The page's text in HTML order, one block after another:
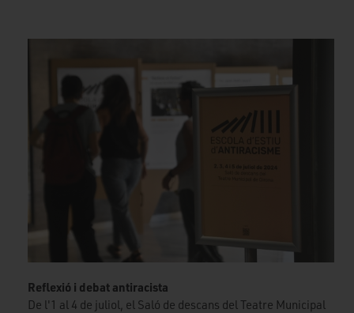
Reflexió i debat antiracista
De l'1 al 4 de juliol, el Saló de descans del Teatre Municipal